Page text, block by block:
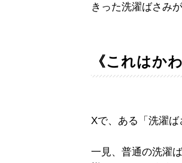
きった洗濯ばさみ
《これはか
Xで、ある「洗濯ば
一見、普通の洗濯